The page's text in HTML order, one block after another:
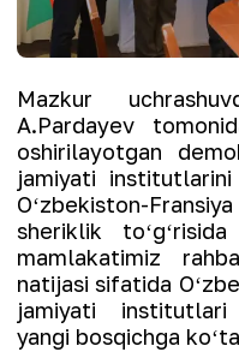
Mazkur
A.Pardayev
oshirilayotgan
jamiyati
Oʻzbekiston-
sheriklik
mamlakatimiz
natijasi sifatida
jamiyati institutlari
yangi bosqichga